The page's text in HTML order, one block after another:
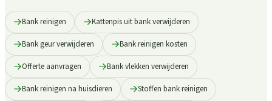
Bank reinigen Kattenpis uit bank verwijderen
Bank geur verwijderen Bank reinigen kosten
Offerte aanvragen Bank vlekken verwijderen
Bank reinigen na huisdieren Stoffen bank reinigen